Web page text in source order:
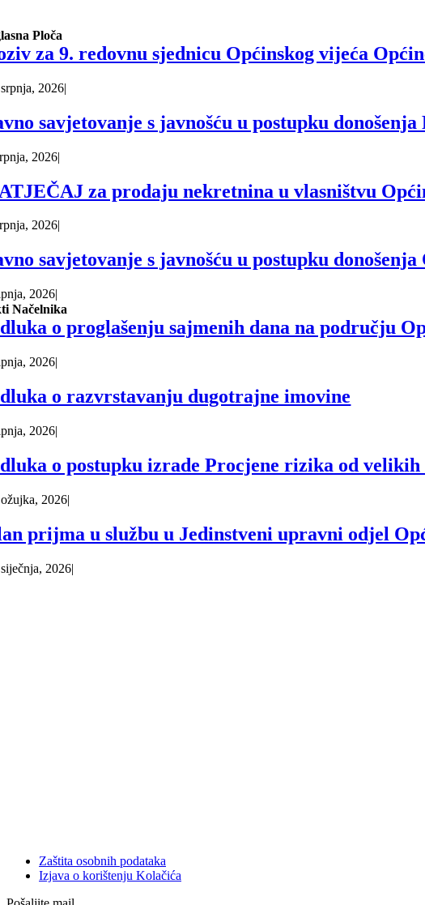
Ploča
za 9. redovnu sjednicu Općinskog vijeća
2026|
savjetovanje s javnošću u postupku
2026|
za prodaju nekretnina u vlasništvu
2026|
savjetovanje s javnošću u postupku
2026|
Načelnika
o proglašenju sajmenih dana na području
2026|
o razvrstavanju dugotrajne imovine
2026|
o postupku izrade Procjene rizika od
2026|
prijma u službu u Jedinstveni upravni odjel
2026|
Zaštita osobnih podataka
Izjava o korištenju Kolačića